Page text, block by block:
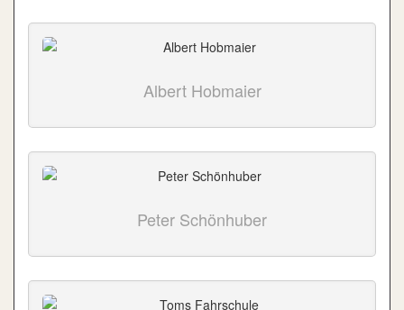
Albert Hobmaier
Peter Schönhuber